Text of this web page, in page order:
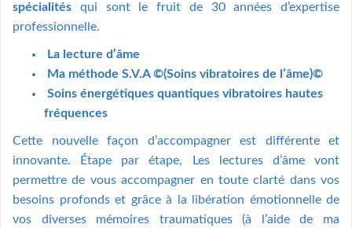
spécialités qui sont le fruit de 30 années d’expertise
professionnelle.
La lecture d’âme
Ma méthode S.V.A ©(Soins vibratoires de l’âme)©
Soins énergétiques quantiques vibratoires hautes
fréquences
Cette nouvelle façon d’accompagner est différente et
innovante. Étape par étape, Les lectures d’âme vont
permettre de vous accompagner en toute clarté dans vos
besoins profonds et grâce à la libération émotionnelle de
vos diverses mémoires traumatiques (à l’aide de ma